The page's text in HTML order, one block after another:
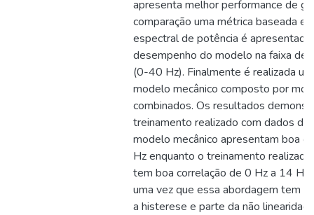
apresenta melhor performance de
comparação uma métrica baseada
espectral de potência é
desempenho do modelo na faixa de
(0-40 Hz). Finalmente é realizada
modelo mecânico composto por
combinados. Os resultados
treinamento realizado com dados de
modelo mecânico apresentam boa
Hz enquanto o treinamento
tem boa correlação de 0 Hz a 14
uma vez que essa abordagem tem
a histerese e parte da não